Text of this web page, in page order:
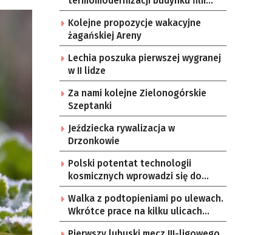
przedszkola Bajka
Kolejne propozycje wakacyjne
żagańskiej Areny
Lechia poszuka pierwszej wygranej
w II lidze
Za nami kolejne Zielonogórskie
Szeptanki
Jeździecka rywalizacja w
Drzonkowie
Polski potentat technologii
kosmicznych wprowadzi się do
Zielonej Góry
Walka z podtopieniami po ulewach.
Wkrótce prace na kilku ulicach
Gorzowa